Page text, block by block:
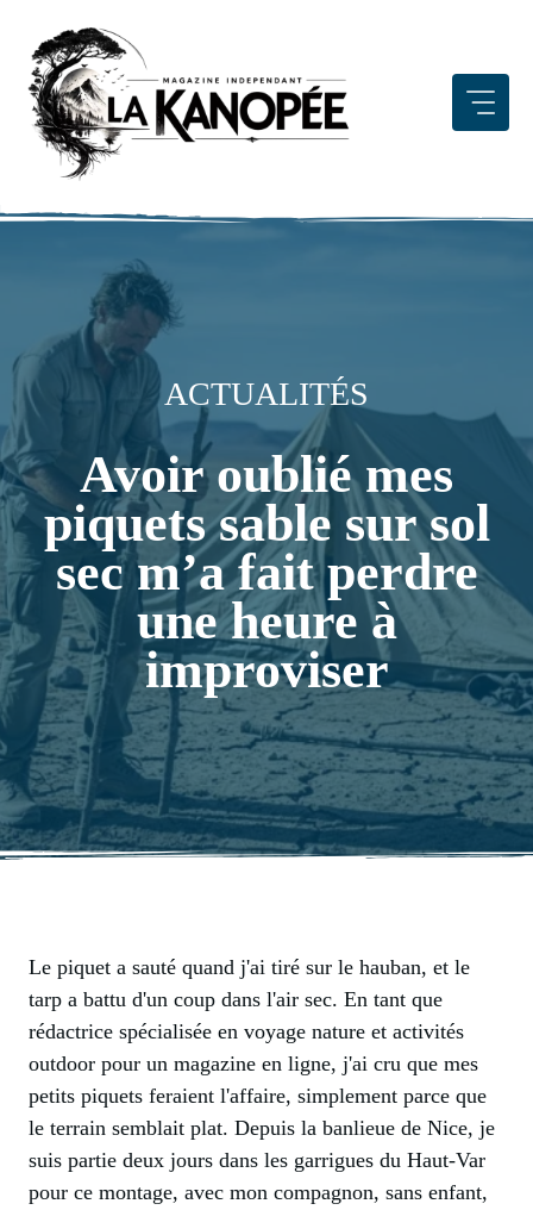
contenu
ACTUALITÉS
Avoir oublié mes
piquets sable sur sol
sec m’a fait perdre
une heure à
improviser
Le piquet a sauté quand j'ai tiré sur le hauban, et le
tarp a battu d'un coup dans l'air sec. En tant que
rédactrice spécialisée en voyage nature et activités
outdoor pour un magazine en ligne, j'ai cru que mes
petits piquets feraient l'affaire, simplement parce que
le terrain semblait plat. Depuis la banlieue de Nice, je
suis partie deux jours dans les garrigues du Haut-Var
pour ce montage, avec mon compagnon, sans enfant,